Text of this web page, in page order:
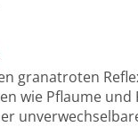
granatroten
wie Pflaume